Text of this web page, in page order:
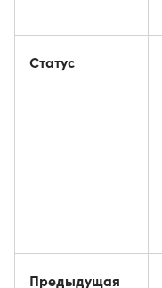
Статус
Предыдущая